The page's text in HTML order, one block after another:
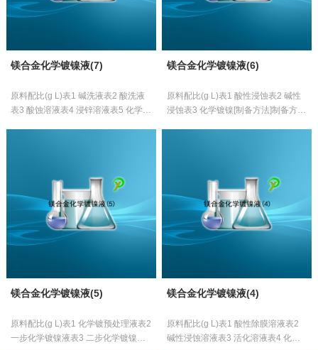
镁合金化学镀镍液(7)
原料配比(g L)表1 碱洗液表2 酸洗液
表3 酸蚀溶液表4 浸锌溶液表5 化学镀
镁合金化学镀镍液(6)
原料配比(g L)表1 酸性浸蚀表2 碱性
浸蚀表3 化学镀镍[制备方法]制备方法
镁合金化学镀镍液(5)
原料配比(g L)表1 化学镀预处理液表2
一步化学镀镍液表3 二步化学镀镍液
镁合金化学镀镍液(4)
原料配比(g L)表1 酸性除膜溶液表2
碱性浸蚀溶液表3 活化溶液表4 化学